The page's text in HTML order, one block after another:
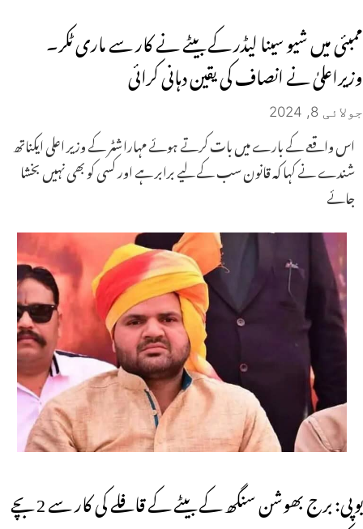
ممبئی میں شیو سینا لیڈر کے بیٹے نے کار سے ماری ٹکر۔
وزیراعلیٰ نے انصاف کی یقین دہانی کرائی
جولائی 8, 2024
اس واقعے کے بارے میں بات کرتے ہوئے مہاراشٹر کے وزیر اعلی ایکناتھ
شندے نے کہا کہ قانون سب کے لیے برابر ہے اور کسی کو بھی نہیں بخشا
جائے
یوپی: برج بھوشن سنگھ کے بیٹے کے قافلے کی کار سے 2 بچے